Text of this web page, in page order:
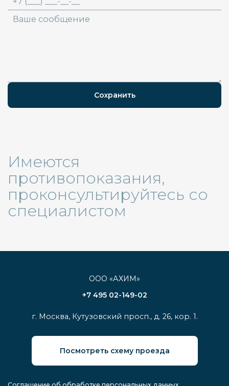
Сохранить
Имеются
противопоказания,
проконсультируйтесь со
специалистом
ООО «АХИМ»
+7 495 02-149-02
г. Москва, Кутузовский просп., д. 26, кор. 1.
Посмотреть схему проезда